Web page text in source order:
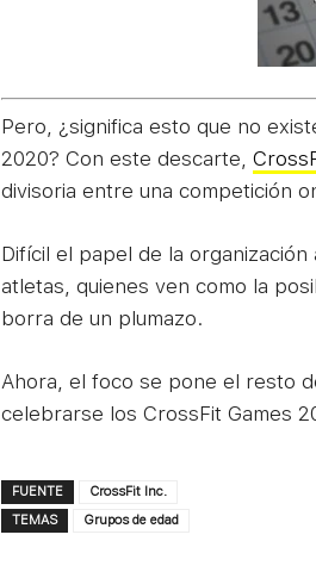
Pero, ¿significa esto que no
2020? Con este descarte,
divisoria entre una competición
Difícil el papel de la
atletas, quienes ven como la
borra de un plumazo.
Ahora, el foco se pone el resto
celebrarse los CrossFit Games
FUENTE
CrossFit Inc.
TEMAS
Grupos de edad